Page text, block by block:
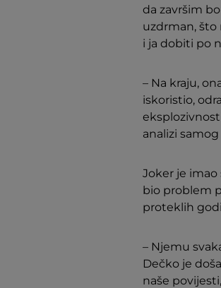
da završim
uzdrman, što
i ja dobiti po
– Na kraju,
iskoristio,
analizi
Joker je imao
bio problem
proteklih
– Njemu
Dečko je
naše